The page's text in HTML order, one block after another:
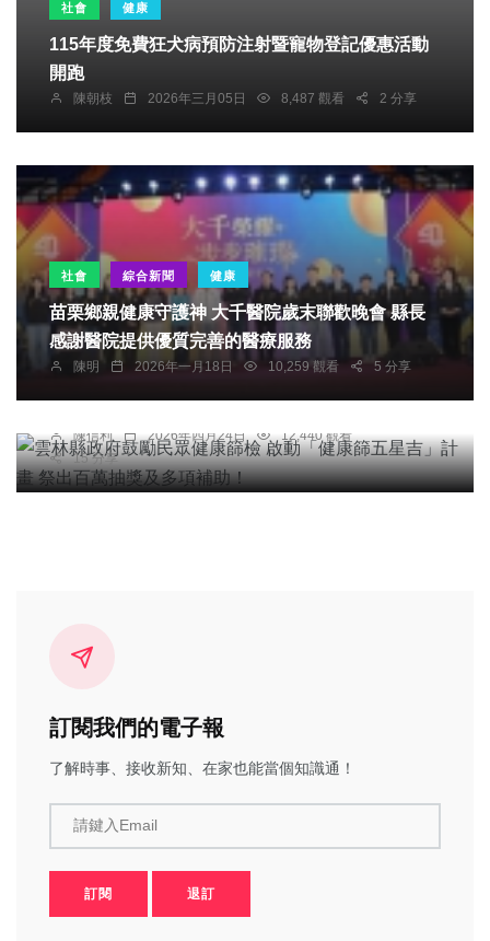
社會 健康
115年度免費狂犬病預防注射暨寵物登記優惠活動
開跑
陳朝枝 2026年三月05日 8,487 觀看 2 分享
社會 綜合新聞 健康
苗栗鄉親健康守護神 大千醫院歲末聯歡晚會 縣長
感謝醫院提供優質完善的醫療服務
陳明 2026年一月18日 10,259 觀看 5 分享
綜合新聞 健康
陳信利 2026年四月24日
12,440 觀看
15 分享
訂閱我們的電子報
了解時事、接收新知、在家也能當個知識通！
請鍵入Email
訂閱 退訂